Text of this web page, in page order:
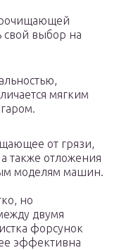
свой выбор на
мягким
от грязи,
также отложения
моделям машин.
но
двумя
форсунок
эффективна